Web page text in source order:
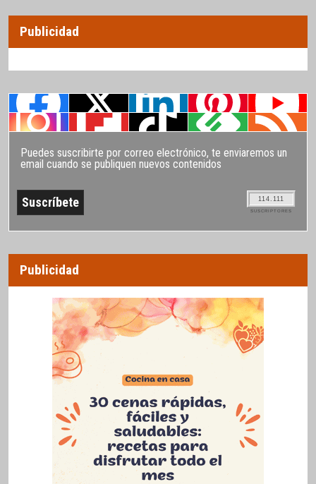
Publicidad
Puedes suscribirte por correo electrónico, te enviaremos un
email cuando se publiquen nuevos contenidos
114.111
SUSCRIPTORES
Publicidad